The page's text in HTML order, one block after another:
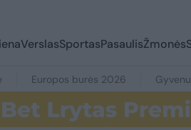
VerslasSportasPasaulisŽmonės
Europos burės 2026